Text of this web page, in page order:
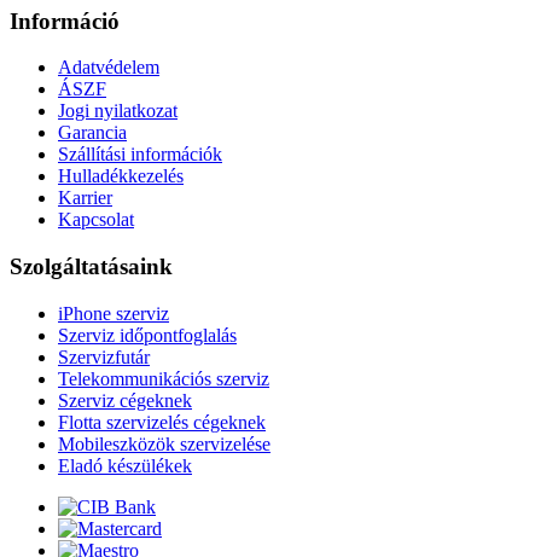
Információ
Adatvédelem
ÁSZF
Jogi nyilatkozat
Garancia
Szállítási információk
Hulladékkezelés
Karrier
Kapcsolat
Szolgáltatásaink
iPhone szerviz
Szerviz időpontfoglalás
Szervizfutár
Telekommunikációs szerviz
Szerviz cégeknek
Flotta szervizelés cégeknek
Mobileszközök szervizelése
Eladó készülékek